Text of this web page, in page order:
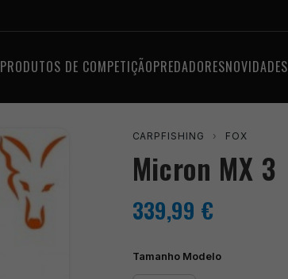
PRODUTOS DE COMPETIÇÃOPREDADORESNOVIDADES
CARPFISHING › FOX
Micron MX 3
339,99 €
Tamanho Modelo